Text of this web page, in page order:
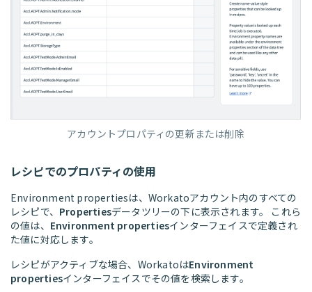
アカウントプロパティの更新または削除
レシピでのプロパティの使用
Environment propertiesは、Workatoアカウント内のすべての
レシピで、 Propertiesデータツリーの下に表示されます。 これら
の値は、 Environment propertiesインターフェイスで定義され
た値に対応します。
レシピがアクティブな場合、WorkatoはEnvironment
propertiesインターフェイスでその値を検索します。